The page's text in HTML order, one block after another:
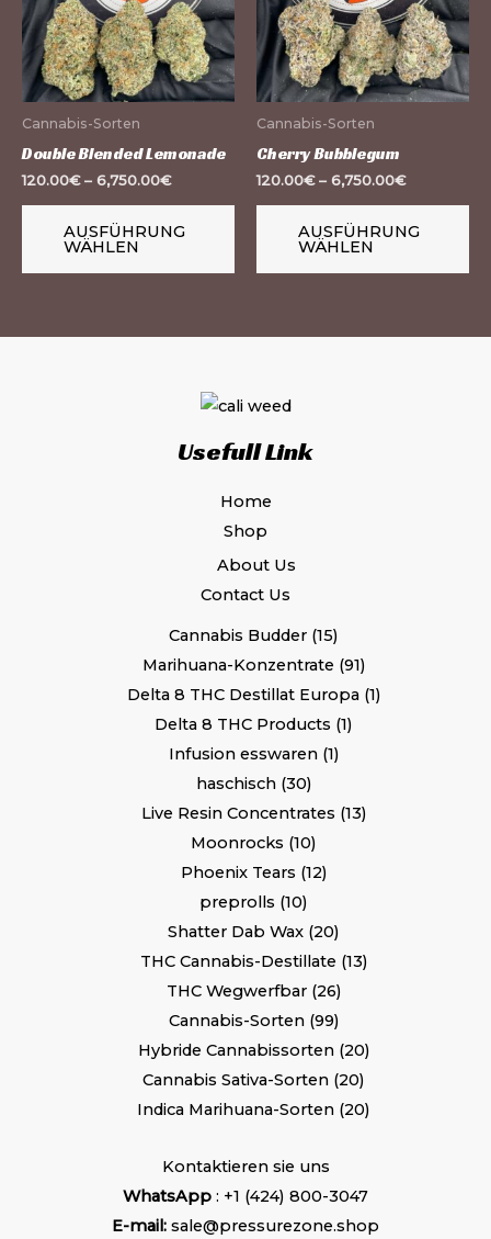
Cannabis-Sorten
Double Blended Lemonade
120.00€– 6,750.00€
AUSFÜHRUNG
WÄHLEN
Varianten
auf.
Die
Produktseite
Cannabis-Sorten
Cherry Bubblegum
120.00€– 6,750.00€
AUSFÜHRUNG
WÄHLEN
Usefull Link
Home
Shop
About Us
Contact Us
Cannabis Budder 15
Marihuana-Konzentrate 91
Delta 8 THC Destillat Europa 1
Delta 8 THC Products 1
Infusion esswaren 1
haschisch 30
Live Resin Concentrates 13
Moonrocks 10
Phoenix Tears 12
preprolls 10
Shatter Dab Wax 20
THC Cannabis-Destillate 13
THC Wegwerfbar 26
Cannabis-Sorten 99
Hybride Cannabissorten 20
Cannabis Sativa-Sorten 20
Indica Marihuana-Sorten 20
Kontaktieren sie uns
WhatsApp : +1 (424) 800-3047
E-mail: sale@pressurezone.shop